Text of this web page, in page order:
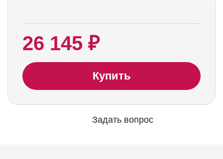
26 145 ₽
Купить
Задать вопрос